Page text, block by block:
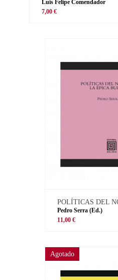
Luis Felipe Comendador
7,00 €
POLÍTICAS DEL
Pedro Serra (Ed.)
11,00 €
Agotado